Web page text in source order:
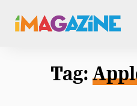
Tag: